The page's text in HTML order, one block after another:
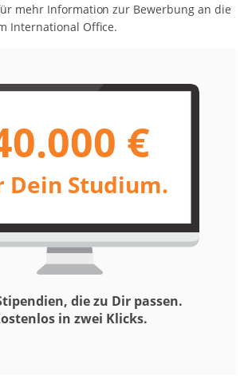
mehr Information zur Bewerbung an die
International Office.
€
Dein Studium.
die zu Dir passen.
in zwei Klicks.